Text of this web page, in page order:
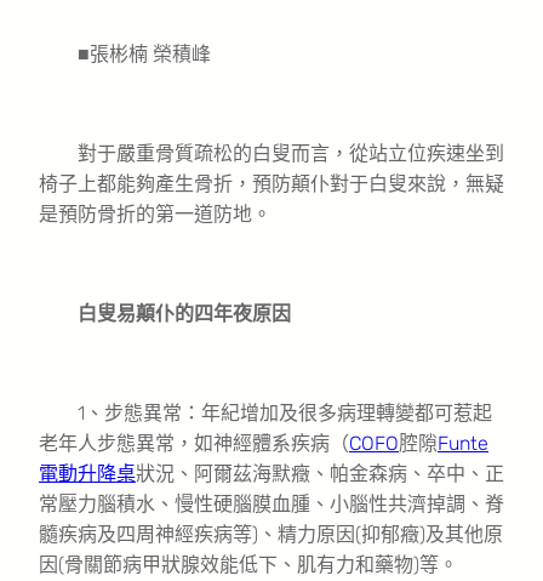
■張彬楠 榮積峰
對于嚴重骨質疏松的白叟而言，從站立位疾速坐到
椅子上都能夠產生骨折，預防顛仆對于白叟來說，無疑
是預防骨折的第一道防地。
白叟易顛仆的四年夜原因
1、步態異常：年紀增加及很多病理轉變都可惹起
老年人步態異常，如神經體系疾病（COFO腔隙Funte
電動升降桌狀況、阿爾茲海默癥、帕金森病、卒中、正
常壓力腦積水、慢性硬腦膜血腫、小腦性共濟掉調、脊
髓疾病及四周神經疾病等)、精力原因(抑郁癥)及其他原
因(骨關節病甲狀腺效能低下、肌有力和藥物)等。